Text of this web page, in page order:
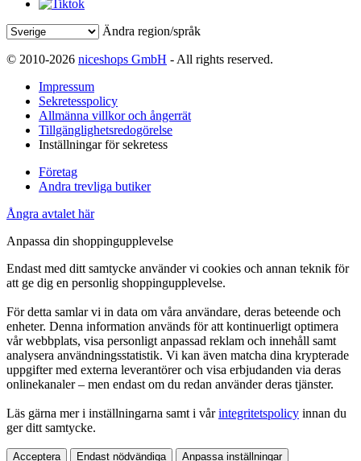
Ändra region/språk
© 2010-2026 niceshops GmbH - All rights reserved.
Impressum
Sekretesspolicy
Allmänna villkor och ångerrät
Tillgänglighetsredogörelse
Inställningar för sekretess
Företag
Andra trevliga butiker
Ångra avtalet här
Anpassa din shoppingupplevelse
Endast med ditt samtycke använder vi cookies och annan teknik för
att ge dig en personlig shoppingupplevelse.
För detta samlar vi in data om våra användare, deras beteende och
enheter. Denna information används för att kontinuerligt optimera
vår webbplats, visa personligt anpassad reklam och innehåll samt
analysera användningsstatistik. Vi kan även matcha dina krypterade
uppgifter med externa leverantörer och visa erbjudanden via deras
onlinekanaler – men endast om du redan använder deras tjänster.
Läs gärna mer i inställningarna samt i vårintegritetspolicy innan du
ger ditt samtycke.
Acceptera Endast nödvändiga Anpassa inställningar